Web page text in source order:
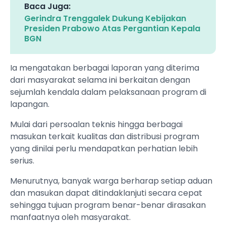
Baca Juga:
Gerindra Trenggalek Dukung Kebijakan
Presiden Prabowo Atas Pergantian Kepala
BGN
Ia mengatakan berbagai laporan yang diterima
dari masyarakat selama ini berkaitan dengan
sejumlah kendala dalam pelaksanaan program di
lapangan.
Mulai dari persoalan teknis hingga berbagai
masukan terkait kualitas dan distribusi program
yang dinilai perlu mendapatkan perhatian lebih
serius.
Menurutnya, banyak warga berharap setiap aduan
dan masukan dapat ditindaklanjuti secara cepat
sehingga tujuan program benar-benar dirasakan
manfaatnya oleh masyarakat.